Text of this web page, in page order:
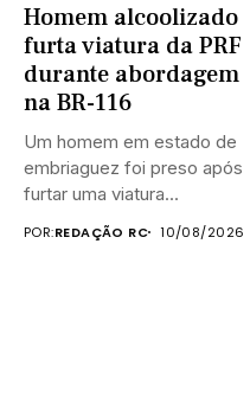
Homem alcoolizado
furta viatura da PRF
durante abordagem
na BR-116
Um homem em estado de
embriaguez foi preso após
furtar uma viatura...
POR:REDAÇÃO RC 10/08/2026